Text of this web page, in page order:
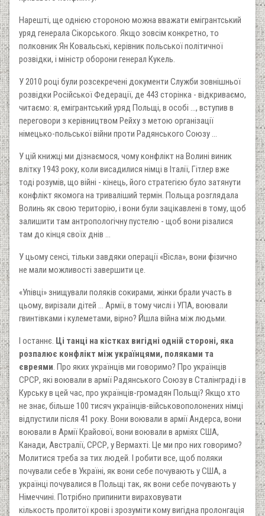
Нарешті, ще однією стороною можна вважати емігрантський
уряд генерала Сікорського. Якщо зовсім конкретно, то
полковник Ян Ковальські, керівник польської політичної
розвідки, і міністр оборони генерал Кукель.
У 2010 році були розсекречені документи Служби зовнішньої
розвідки Російської Федерації, де 443 сторінка - відкриваємо,
читаємо: я, емігрантський уряд Польщі, в особі ..., вступив в
переговори з керівництвом Рейху з метою організації
німецько-польської війни проти Радянського Союзу ...
У цій книжці ми дізнаємося, чому конфлікт на Волині виник
влітку 1943 року, коли висадилися німці в Італії, Гітлер вже
тоді розумів, що війні - кінець, його стратегією було затянути
конфлікт якомога на триваліший термін. Польща розглядала
Волинь як свою територію, і вони були зацікавлені в тому, щоб
залишити там антропологічну пустелю - щоб вони різалися
там до кінця своїх днів ...
У цьому сенсі, тільки завдяки операції «Вісла», вони фізично
не мали можливості завершити це.
«Упівці» знищували поляків сокирами, жінки брали участь в
цьому, вирізали дітей ... Армії, в тому числі і УПА, воювали
гвинтівками і кулеметами, вірно? Йшла війна між людьми.
І останнє. Ці танці на кістках вигідні одній стороні, яка
розпалює конфлікт між українцями, поляками та
євреями. Про яких українців ми говоримо? Про українців
СРСР, які воювали в армії Радянського Союзу в Сталінграді і в
Курську в цей час, про українців-громадян Польщі? Якщо хто
не знає, більше 100 тисяч українців-військовополонених німці
відпустили після 41 року. Вони воювали в армії Андерса, вони
воювали в Армії Крайової, вони воювали в арміях США,
Канади, Австралії, СРСР, у Вермахті. Це ми про них говоримо?
Молитися треба за тих людей. І робити все, щоб поляки
почували себе в Україні, як вони себе почувають у США, а
українці почувалися в Польщі так, як вони себе почувають у
Німеччині. Потрібно припинити вираховувати
кількость пролитої крові і зрозуміти кому вигідна пролонгація